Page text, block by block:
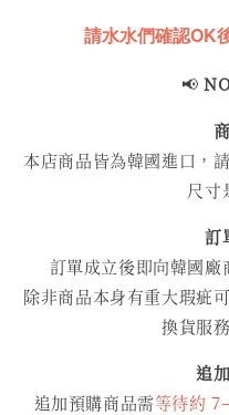
請水水們確認OK
📢
本店商品皆為韓國進口，
尺寸
訂
訂單成立後即向韓國廠
除非商品本身有重大瑕疵
換貨服
追
追加預購商品需等待約